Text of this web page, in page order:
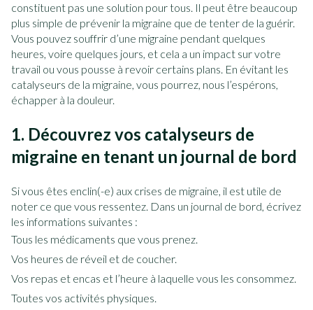
constituent pas une solution pour tous. Il peut être beaucoup
plus simple de prévenir la migraine que de tenter de la guérir.
Vous pouvez souffrir d’une migraine pendant quelques
heures, voire quelques jours, et cela a un impact sur votre
travail ou vous pousse à revoir certains plans. En évitant les
catalyseurs de la migraine, vous pourrez, nous l’espérons,
échapper à la douleur.
1. Découvrez vos catalyseurs de
migraine en tenant un journal de bord
Si vous êtes enclin(-e) aux crises de migraine, il est utile de
noter ce que vous ressentez. Dans un journal de bord, écrivez
les informations suivantes :
Tous les médicaments que vous prenez.
Vos heures de réveil et de coucher.
Vos repas et encas et l’heure à laquelle vous les consommez.
Toutes vos activités physiques.